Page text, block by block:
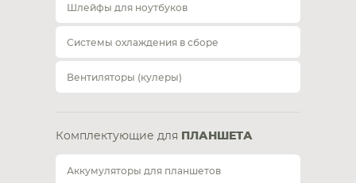
Шлейфы для ноутбуков
Системы охлаждения в сборе
Вентиляторы (кулеры)
Комплектующие для ПЛАНШЕТА
Аккумуляторы для планшетов